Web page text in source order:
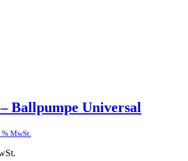
Ballpumpe Universal
MwSt.